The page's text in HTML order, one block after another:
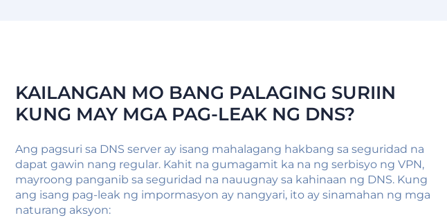
KAILANGAN MO BANG PALAGING SURIIN
KUNG MAY MGA PAG-LEAK NG DNS?
Ang pagsuri sa DNS server ay isang mahalagang hakbang sa seguridad na
dapat gawin nang regular. Kahit na gumagamit ka na ng serbisyo ng VPN,
mayroong panganib sa seguridad na nauugnay sa kahinaan ng DNS. Kung
ang isang pag-leak ng impormasyon ay nangyari, ito ay sinamahan ng mga
naturang aksyon: